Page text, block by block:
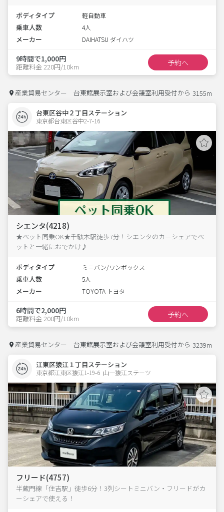
ボディタイプ 軽自動車
乗車人数 4人
メーカー DAIHATSU ダイハツ
9時間で1,000円
距離料金 220円/10km 予約へ
産業貿易センター 台東館展示室および会議室利用受付から 3155m
台東区谷中２丁目ステーション
東京都台東区谷中2-7-16
シエンタ(4218)
★ペット同乗OK★千駄木駅徒歩7分！シエンタのカーシェアでペ
ットと一緒におでかけ♪
ボディタイプ ミニバン/ワンボックス
乗車人数 5人
メーカー TOYOTA トヨタ
6時間で2,000円
距離料金 200円/10km 予約へ
産業貿易センター 台東館展示室および会議室利用受付から 3239m
江東区猿江１丁目ステーション
東京都江東区猿江1-19-6  山一猿江ステーツ
フリード(4757)
半蔵門線「住吉駅」徒歩6分！3列シートミニバン・フリードがカ
ーシェアで使える！